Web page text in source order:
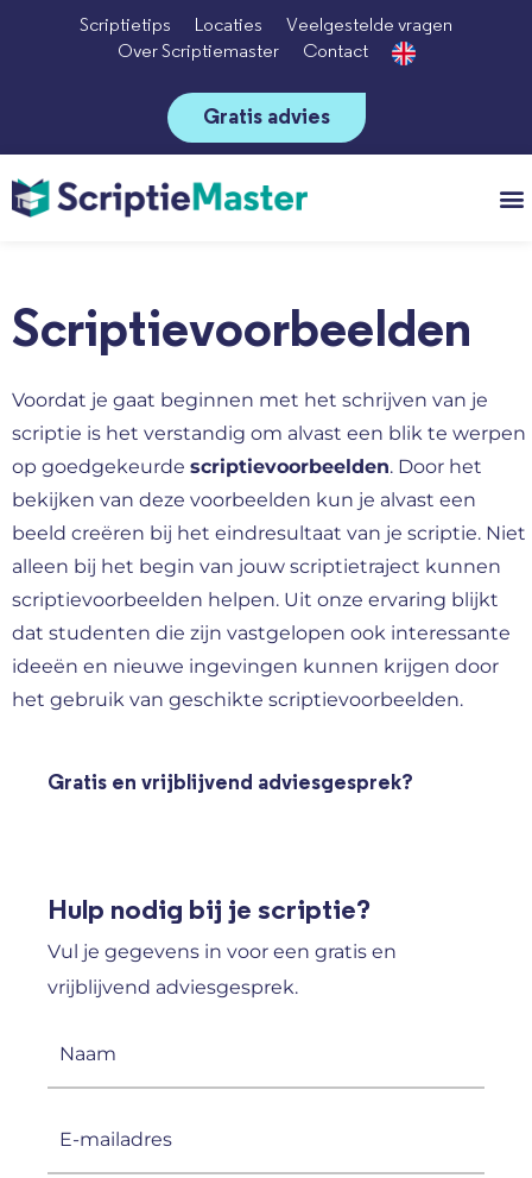
Scriptietips Locaties
Veelgestelde vragen
Over Scriptiemaster
Contact
Gratis advies
Scriptievoorbeelden
Voordat je gaat beginnen met het schrijven van je
scriptie is het verstandig om alvast een blik te werpen
op goedgekeurde scriptievoorbeelden. Door het
bekijken van deze voorbeelden kun je alvast een
beeld creëren bij het eindresultaat van je scriptie. Niet
alleen bij het begin van jouw scriptietraject kunnen
scriptievoorbeelden helpen. Uit onze ervaring blijkt
dat studenten die zijn vastgelopen ook interessante
ideeën en nieuwe ingevingen kunnen krijgen door
het gebruik van geschikte scriptievoorbeelden.
Gratis en vrijblijvend adviesgesprek?
Hulp nodig bij je scriptie?
Vul je gegevens in voor een gratis en
vrijblijvend adviesgesprek.